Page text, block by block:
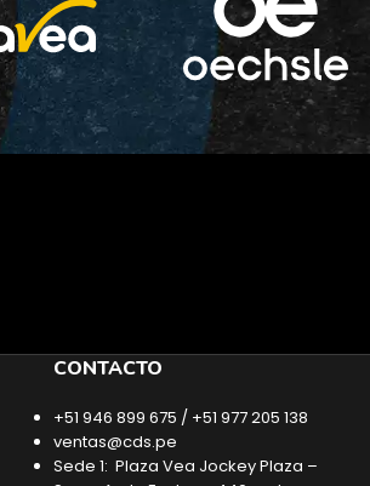
CONTACTO
+51 946 899 675 / +51 977 205 138
ventas@cds.pe
Sede 1: Plaza Vea Jockey Plaza –